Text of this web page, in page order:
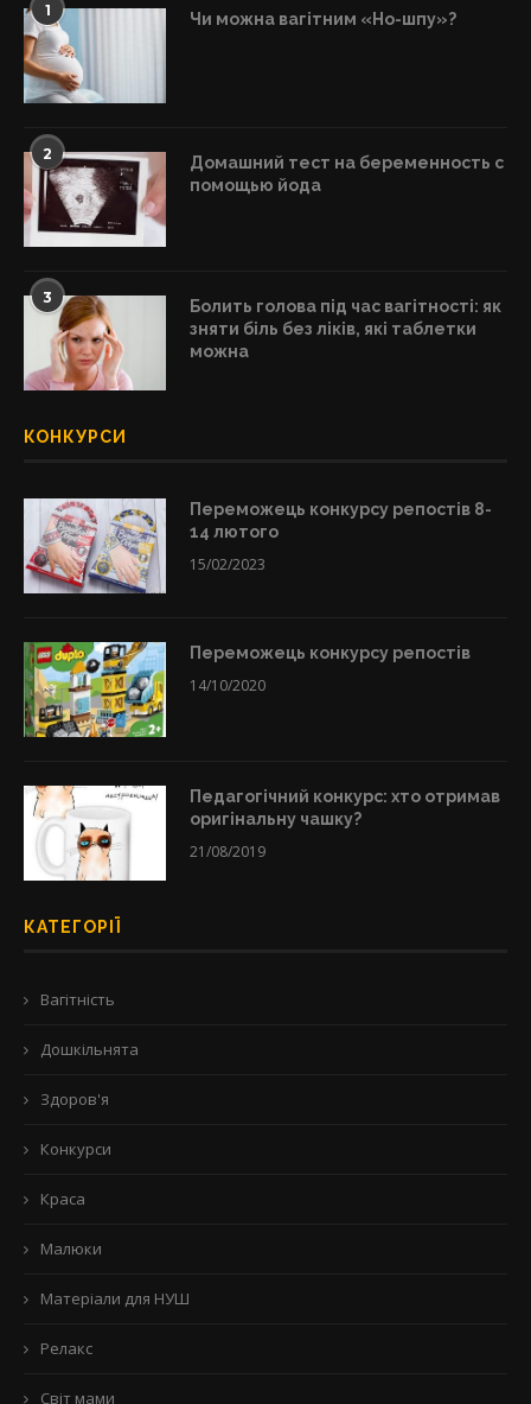
1 Чи можна вагітним «Но-шпу»?
2
Домашний тест на беременность с
помощью йода
3
Болить голова під час вагітності: як
зняти біль без ліків, які таблетки
можна
КОНКУРСИ
Переможець конкурсу репостів 8-
14 лютого
15/02/2023
Переможець конкурсу репостів
14/10/2020
Педагогічний конкурс: хто отримав
оригінальну чашку?
21/08/2019
КАТЕГОРІЇ
Вагітність
Дошкільнята
Здоров'я
Конкурси
Краса
Малюки
Матеріали для НУШ
Релакс
Світ мами